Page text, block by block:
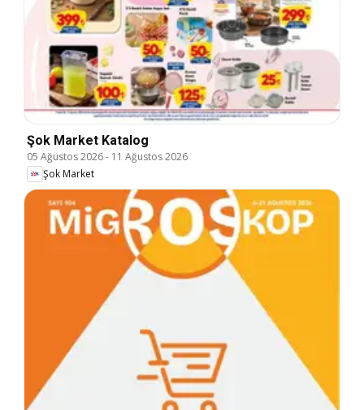
Şok Market Katalog
05 Ağustos 2026- 11 Ağustos 2026
Şok Market